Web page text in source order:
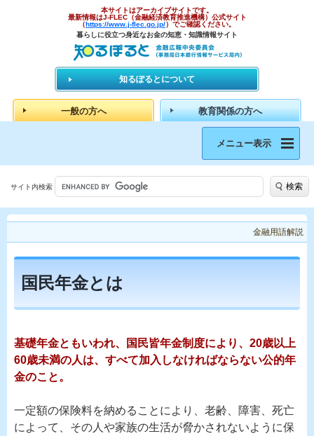
本サイトはアーカイブサイトです。
最新情報はJ-FLEC（金融経済教育推進機構）公式サイト
（https://www.j-flec.go.jp/）でご確認ください。
暮らしに役立つ身近なお金の知恵・知識情報サイト
知るぽるとについて
一般の方へ 教育関係の方へ
メニュー表示
サイト内検索 検索
金融用語解説
国民年金とは
基礎年金ともいわれ、国民皆年金制度により、20歳以上
60歳未満の人は、すべて加入しなければならない公的年
金のこと。
一定額の保険料を納めることにより、老齢、障害、死亡
によって、その人や家族の生活が脅かされないように保